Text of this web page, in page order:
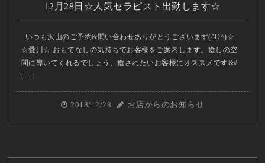
12月28日☆人気セラピスト出勤します☆
いつも沢山のご予約&問い合わせありがとうございます(^O^)☆
☆愛川☆ おもてなしの気持ちでお客様をご案内します。癒しの空
間に導いてくれるでしょう、癒されたいお客様にオススメです&#
[…]
2018/12/28 お店からのお知らせ